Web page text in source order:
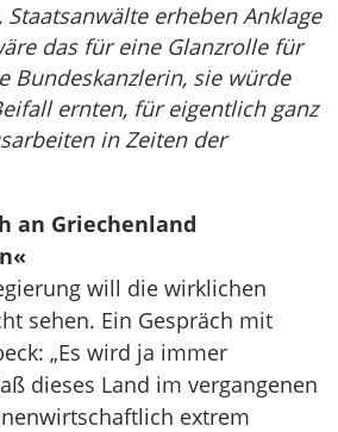
erheben Anklage
das für eine Glanzrolle für
Bundeskanzlerin, sie würde
ernten, für eigentlich ganz
in Zeiten der
an Griechenland
will die wirklichen
sehen. Ein Gespräch mit
„Es wird ja immer
dieses Land im vergangenen
extrem